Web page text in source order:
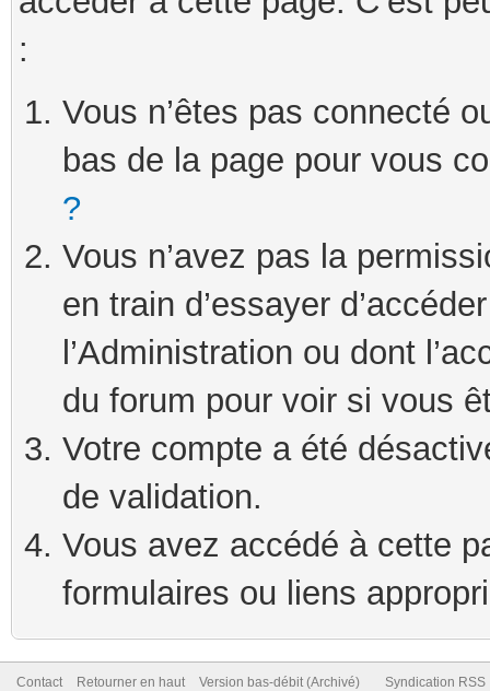
:
Vous n’êtes pas connecté
bas de la page pour vous
?
Vous n’avez pas la
en train d’essayer
l’Administration ou dont
du forum pour voir si vous
Votre compte a été
de validation.
Vous avez accédé à cette
formulaires ou liens
Contact Retourner en haut Version bas-débit (Archivé) Syndication RSS